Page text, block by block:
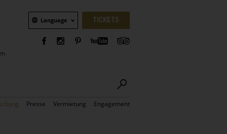
Sprachauswahl
Language TICKETS
Presse Vermietung Engagement